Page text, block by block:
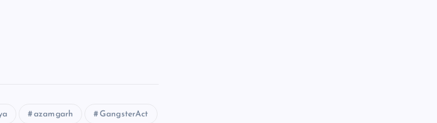
azamgarh GangsterAct